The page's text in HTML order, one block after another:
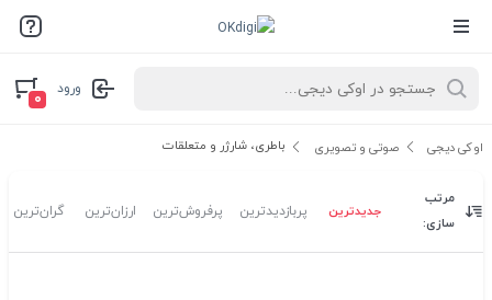
ورود
۰
اوکی دیجی صوتی و تصویری باطری، شارژر و متعلقات
مرتب
سازی:
جدیدترین پربازدیدترین پرفروش‌ترین ارزان‌ترین گران‌ترین